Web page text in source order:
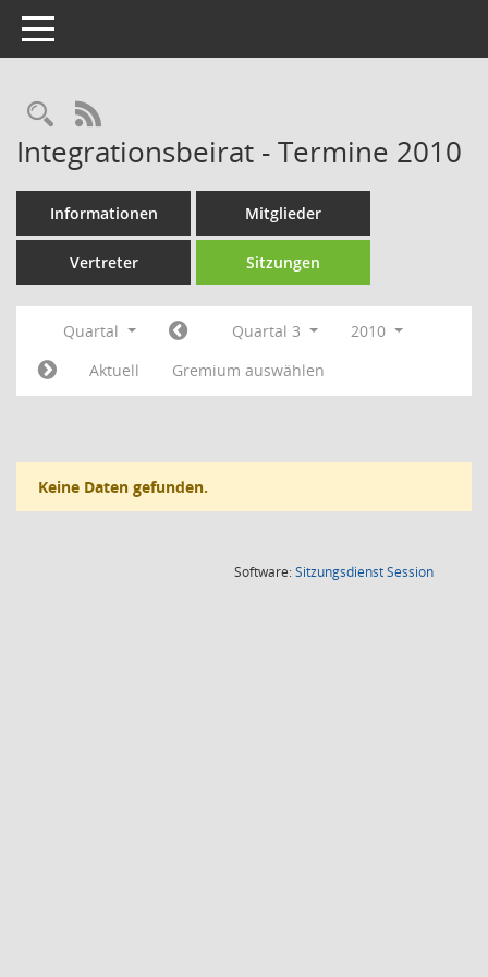
Toggle navigation
Rechercheauswahl
RSS-Feed
Integrationsbeirat - Termine 2010
Informationen Mitglieder
Vertreter Sitzungen
Quartal Quartal 3
2010
Aktuell
Gremium auswählen
Keine Daten gefunden.
Software:SitzungsdienstSession(Wird in